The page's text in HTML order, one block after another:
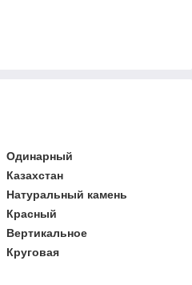
Одинарный
Казахстан
Натуральный камень
Красный
Вертикальное
Круговая